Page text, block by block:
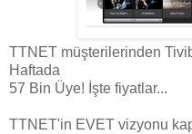
TTNET müşterilerinden
Haftada
57 Bin Üye! İşte fiyatlar...
TTNET'in EVET vizyonu